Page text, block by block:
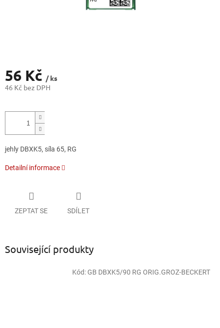
56 Kč / ks
46 Kč bez DPH
cena:
jehly DBXK5, síla 65, RG
Detailní informace
ZEPTAT SE SDÍLET
Související produkty
Kód: GB DBXK5/90 RG ORIG.GROZ-BECKERT